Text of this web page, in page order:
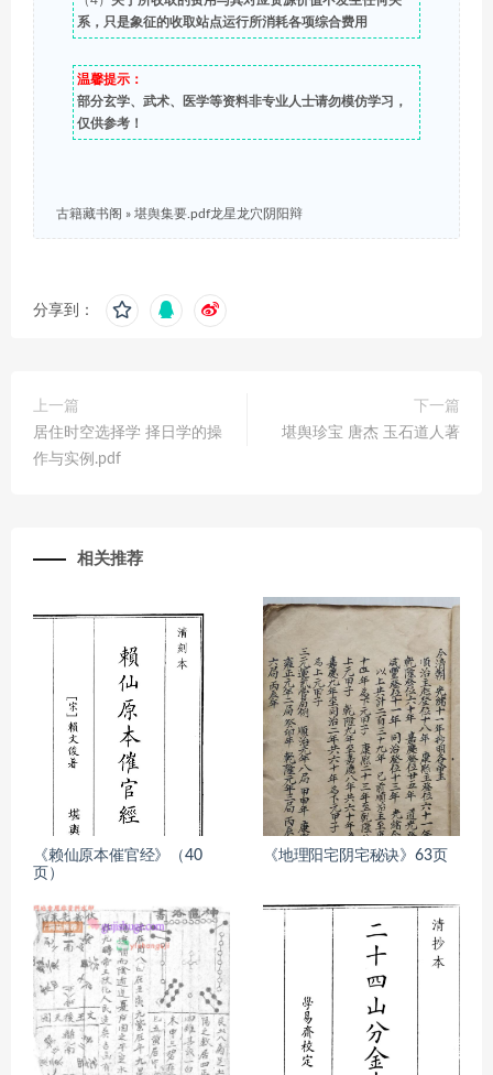
系，只是象征的收取站点运行所消耗各项综合费用
温馨提示：
部分玄学、武术、医学等资料非专业人士请勿模仿学习，
仅供参考！
古籍藏书阁 » 堪舆集要.pdf龙星龙穴阴阳辩
分享到：
上一篇
居住时空选择学 择日学的操
作与实例.pdf
下一篇
堪舆珍宝 唐杰 玉石道人著
相关推荐
《赖仙原本催官经》（40
页）
《地理阳宅阴宅秘诀》63页